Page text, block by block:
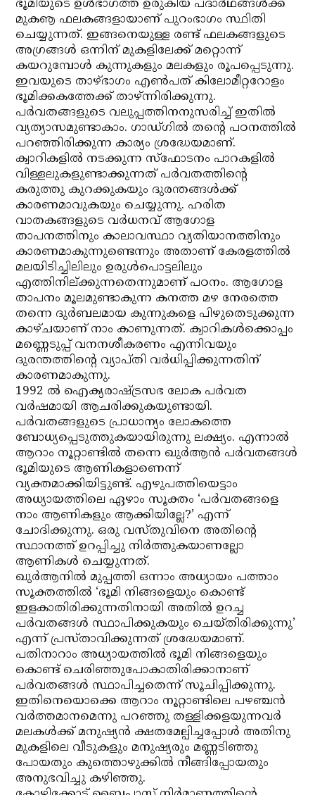
ഭൂമിയുടെ ഉള്‍ഭാഗത്ത് ഉരുകിയ പദാര്‍ഥങ്ങള്‍ക്ക്
മുകൡ ഫലകങ്ങളായാണ് പുറംഭാഗം സ്ഥിതി
ചെയ്യുന്നത്. ഇങ്ങനെയുള്ള രണ്ട് ഫലകങ്ങളുടെ
അഗ്രങ്ങള്‍ ഒന്നിന് മുകളിലേക്ക് മറ്റൊന്ന്
കയറുമ്പോള്‍ കുന്നുകളും മലകളും രൂപപ്പെടുന്നു.
ഇവയുടെ താഴ്ഭാഗം എണ്‍പത് കിലോമീറ്ററോളം
ഭൂമിക്കകത്തേക്ക് താഴ്ന്നിരിക്കുന്നു.
പര്‍വതങ്ങളുടെ വലുപ്പത്തിനനുസരിച്ച് ഇതില്‍
വ്യത്യാസമുണ്ടാകാം. ഗാഡ്ഗില്‍ തന്റെ പഠനത്തില്‍
പറഞ്ഞിരിക്കുന്ന കാര്യം ശ്രദ്ധേയമാണ്.
ക്വാറികളില്‍ നടക്കുന്ന സ്‌ഫോടനം പാറകളില്‍
വിള്ളലുകളുണ്ടാക്കുന്നത് പര്‍വതത്തിന്റെ
കരുത്തു കുറക്കുകയും ദുരന്തങ്ങള്‍ക്ക്
കാരണമാവുകയും ചെയ്യുന്നു. ഹരിത
വാതകങ്ങളുടെ വര്‍ധനവ് ആഗോള
താപനത്തിനും കാലാവസ്ഥാ വ്യതിയാനത്തിനും
കാരണമാകുന്നുണ്ടെന്നും അതാണ് കേരളത്തില്‍
മലയിടിച്ചിലിലും ഉരുള്‍പൊട്ടലിലും
എത്തിനില്ക്കുന്നതെന്നുമാണ് പഠനം. ആഗോള
താപനം മൂലമുണ്ടാകുന്ന കനത്ത മഴ നേരത്തെ
തന്നെ ദുര്‍ബലമായ കുന്നുകളെ പിഴുതെടുക്കുന്ന
കാഴ്ചയാണ് നാം കാണുന്നത്. ക്വാറികള്‍ക്കൊപ്പം
മണ്ണെടുപ്പ് വനനശീകരണം എന്നിവയും
ദുരന്തത്തിന്റെ വ്യാപ്തി വര്‍ധിപ്പിക്കുന്നതിന്
കാരണമാകുന്നു.
1992 ല്‍ ഐക്യരാഷ്ട്രസഭ ലോക പര്‍വത
വര്‍ഷമായി ആചരിക്കുകയുണ്ടായി.
പര്‍വതങ്ങളുടെ പ്രാധാന്യം ലോകത്തെ
ബോധ്യപ്പെടുത്തുകയായിരുന്നു ലക്ഷ്യം. എന്നാല്‍
ആറാം നൂറ്റാണ്ടില്‍ തന്നെ ഖുര്‍ആന്‍ പര്‍വതങ്ങള്‍
ഭൂമിയുടെ ആണികളാണെന്ന്
വ്യക്തമാക്കിയിട്ടുണ്ട്. എഴുപത്തിയെട്ടാം
അധ്യായത്തിലെ ഏഴാം സൂക്തം ‘പര്‍വതങ്ങളെ
നാം ആണികളും ആക്കിയില്ലേ?’ എന്ന്
ചോദിക്കുന്നു. ഒരു വസ്തുവിനെ അതിന്റെ
സ്ഥാനത്ത് ഉറപ്പിച്ചു നിര്‍ത്തുകയാണല്ലോ
ആണികള്‍ ചെയ്യുന്നത്.
ഖുര്‍ആനില്‍ മുപ്പത്തി ഒന്നാം അധ്യായം പത്താം
സൂക്തത്തില്‍ ‘ഭൂമി നിങ്ങളെയും കൊണ്ട്
ഇളകാതിരിക്കുന്നതിനായി അതില്‍ ഉറച്ച
പര്‍വതങ്ങള്‍ സ്ഥാപിക്കുകയും ചെയ്തിരിക്കുന്നു’
എന്ന് പ്രസ്താവിക്കുന്നത് ശ്രദ്ധേയമാണ്.
പതിനാറാം അധ്യായത്തില്‍ ഭൂമി നിങ്ങളെയും
കൊണ്ട് ചെരിഞ്ഞുപോകാതിരിക്കാനാണ്
പര്‍വതങ്ങള്‍ സ്ഥാപിച്ചതെന്ന് സൂചിപ്പിക്കുന്നു.
ഇതിനെയൊക്കെ ആറാം നൂറ്റാണ്ടിലെ പഴഞ്ചന്‍
വര്‍ത്തമാനമെന്നു പറഞ്ഞു തള്ളിക്കളയുന്നവര്‍
മലകള്‍ക്ക് മനുഷ്യന്‍ ക്ഷതമേല്പിച്ചപ്പോള്‍ അതിനു
മുകളിലെ വീടുകളും മനുഷ്യരും മണ്ണടിഞ്ഞു
പോയതും കുത്തൊഴുക്കില്‍ നീങ്ങിപ്പോയതും
അനുഭവിച്ചു കഴിഞ്ഞു.